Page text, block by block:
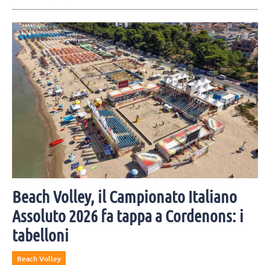
Beach Volley, il Campionato Italiano
Assoluto 2026 fa tappa a Cordenons: i
tabelloni
Beach Volley